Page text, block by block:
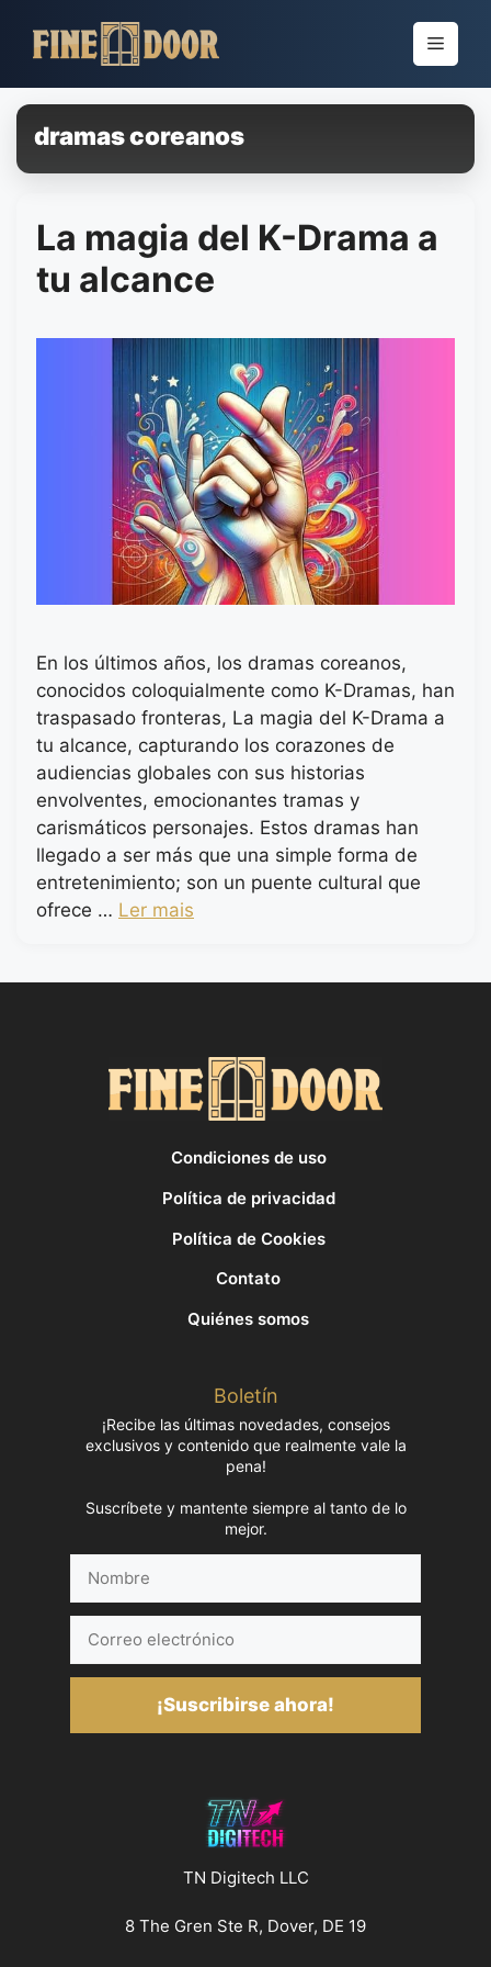
para
conteúdo
Menu
dramas coreanos
La magia del K-Drama a
tu alcance
En los últimos años, los dramas coreanos,
conocidos coloquialmente como K-Dramas, han
traspasado fronteras, La magia del K-Drama a
tu alcance, capturando los corazones de
audiencias globales con sus historias
envolventes, emocionantes tramas y
carismáticos personajes. Estos dramas han
llegado a ser más que una simple forma de
entretenimiento; son un puente cultural que
ofrece … Ler mais
Condiciones de uso
Política de privacidad
Política de Cookies
Contato
Quiénes somos
Boletín
¡Recibe las últimas novedades, consejos
exclusivos y contenido que realmente vale la
pena!
Suscríbete y mantente siempre al tanto de lo
mejor.
electrónico
¡Suscribirse ahora!
TN Digitech LLC
8 The Gren Ste R, Dover, DE 19